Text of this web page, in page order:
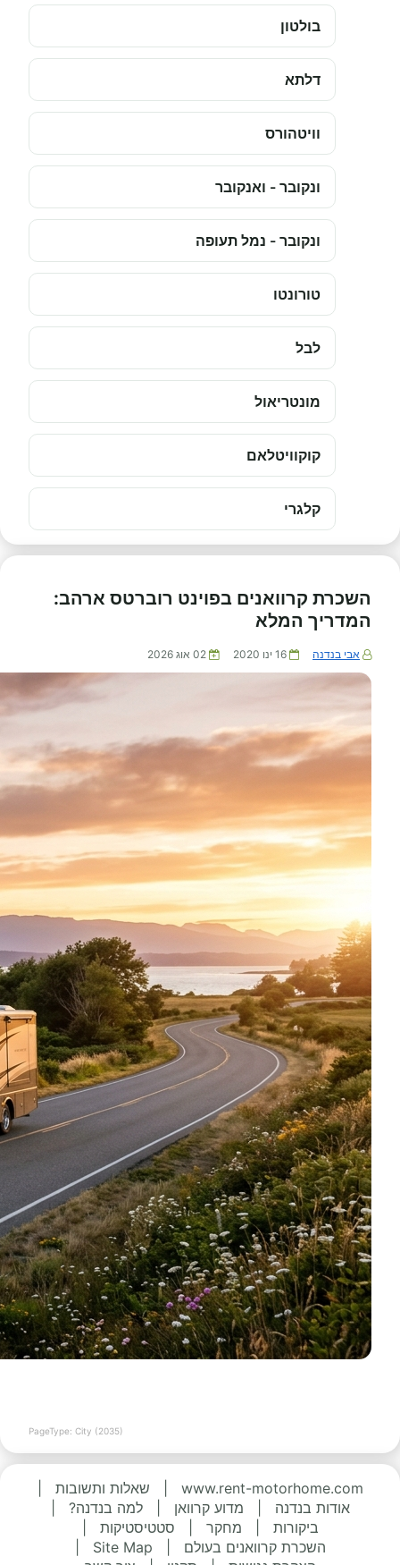
בולטון
דלתא
וויטהורס
ונקובר - ואנקובר
ונקובר - נמל תעופה
טורונטו
לבל
מונטריאול
קוקוויטלאם
קלגרי
השכרת קרוואנים בפוינט רוברטס ארהב:
המדריך המלא
אבי בנדנה 16 ינו 2020 02 אוג 2026
PageType: City (2035)
www.rent-motorhome.com שאלות ותשובות
אודות בנדנה
מדוע קרוואן למה בנדנה?
ביקורות
מחקר סטטיסטיקות
השכרת קרוואנים בעולם
Site Map